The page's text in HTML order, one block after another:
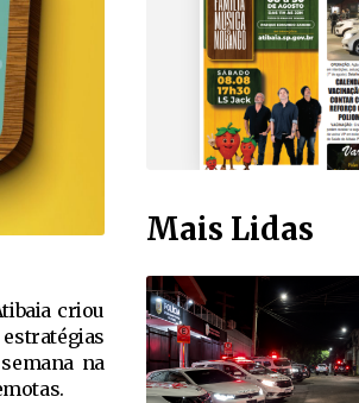
criou
na
Mais Lidas